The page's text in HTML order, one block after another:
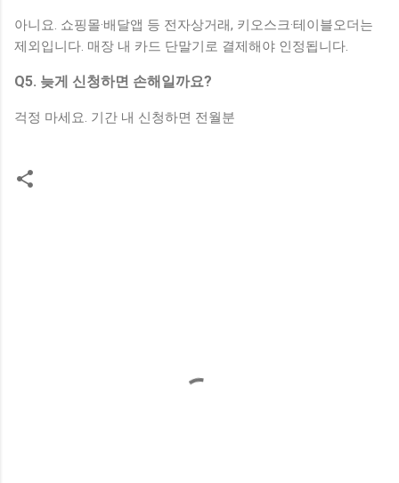
아니요. 쇼핑몰·배달앱 등 전자상거래, 키오스크·테이블오더는
제외입니다. 매장 내 카드 단말기로 결제해야 인정됩니다.
Q5. 늦게 신청하면 손해일까요?
걱정 마세요. 기간 내 신청하면 전월분